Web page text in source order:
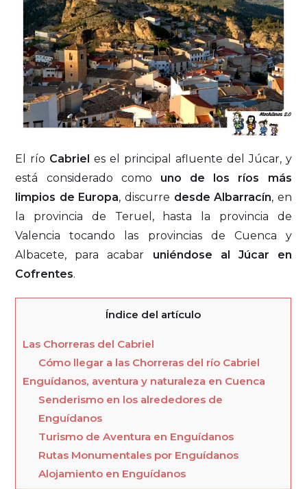
El río Cabrieles el principal afluente del Júcar, y
está considerado como uno de los ríos más
limpios de Europa, discurre desde Albarracín, en
la provincia de Teruel, hasta la provincia de
Valencia tocando las provincias de Cuenca y
Albacete, para acabar uniéndose al Júcar en
Cofrentes.
Índice del artículo
Las Chorreras del Cabriel
Cómo llegar a las Chorreras del río Cabriel
Enguídanos, aventura y naturaleza en Cuenca
Senderismo en los alrededores de
Enguídanos
Turismo de Aventura en Enguídanos
Rutas Monumentales por Enguídanos
Alojamiento en Enguídanos